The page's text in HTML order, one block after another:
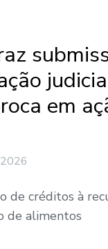
em
de créditos à
de alimentos